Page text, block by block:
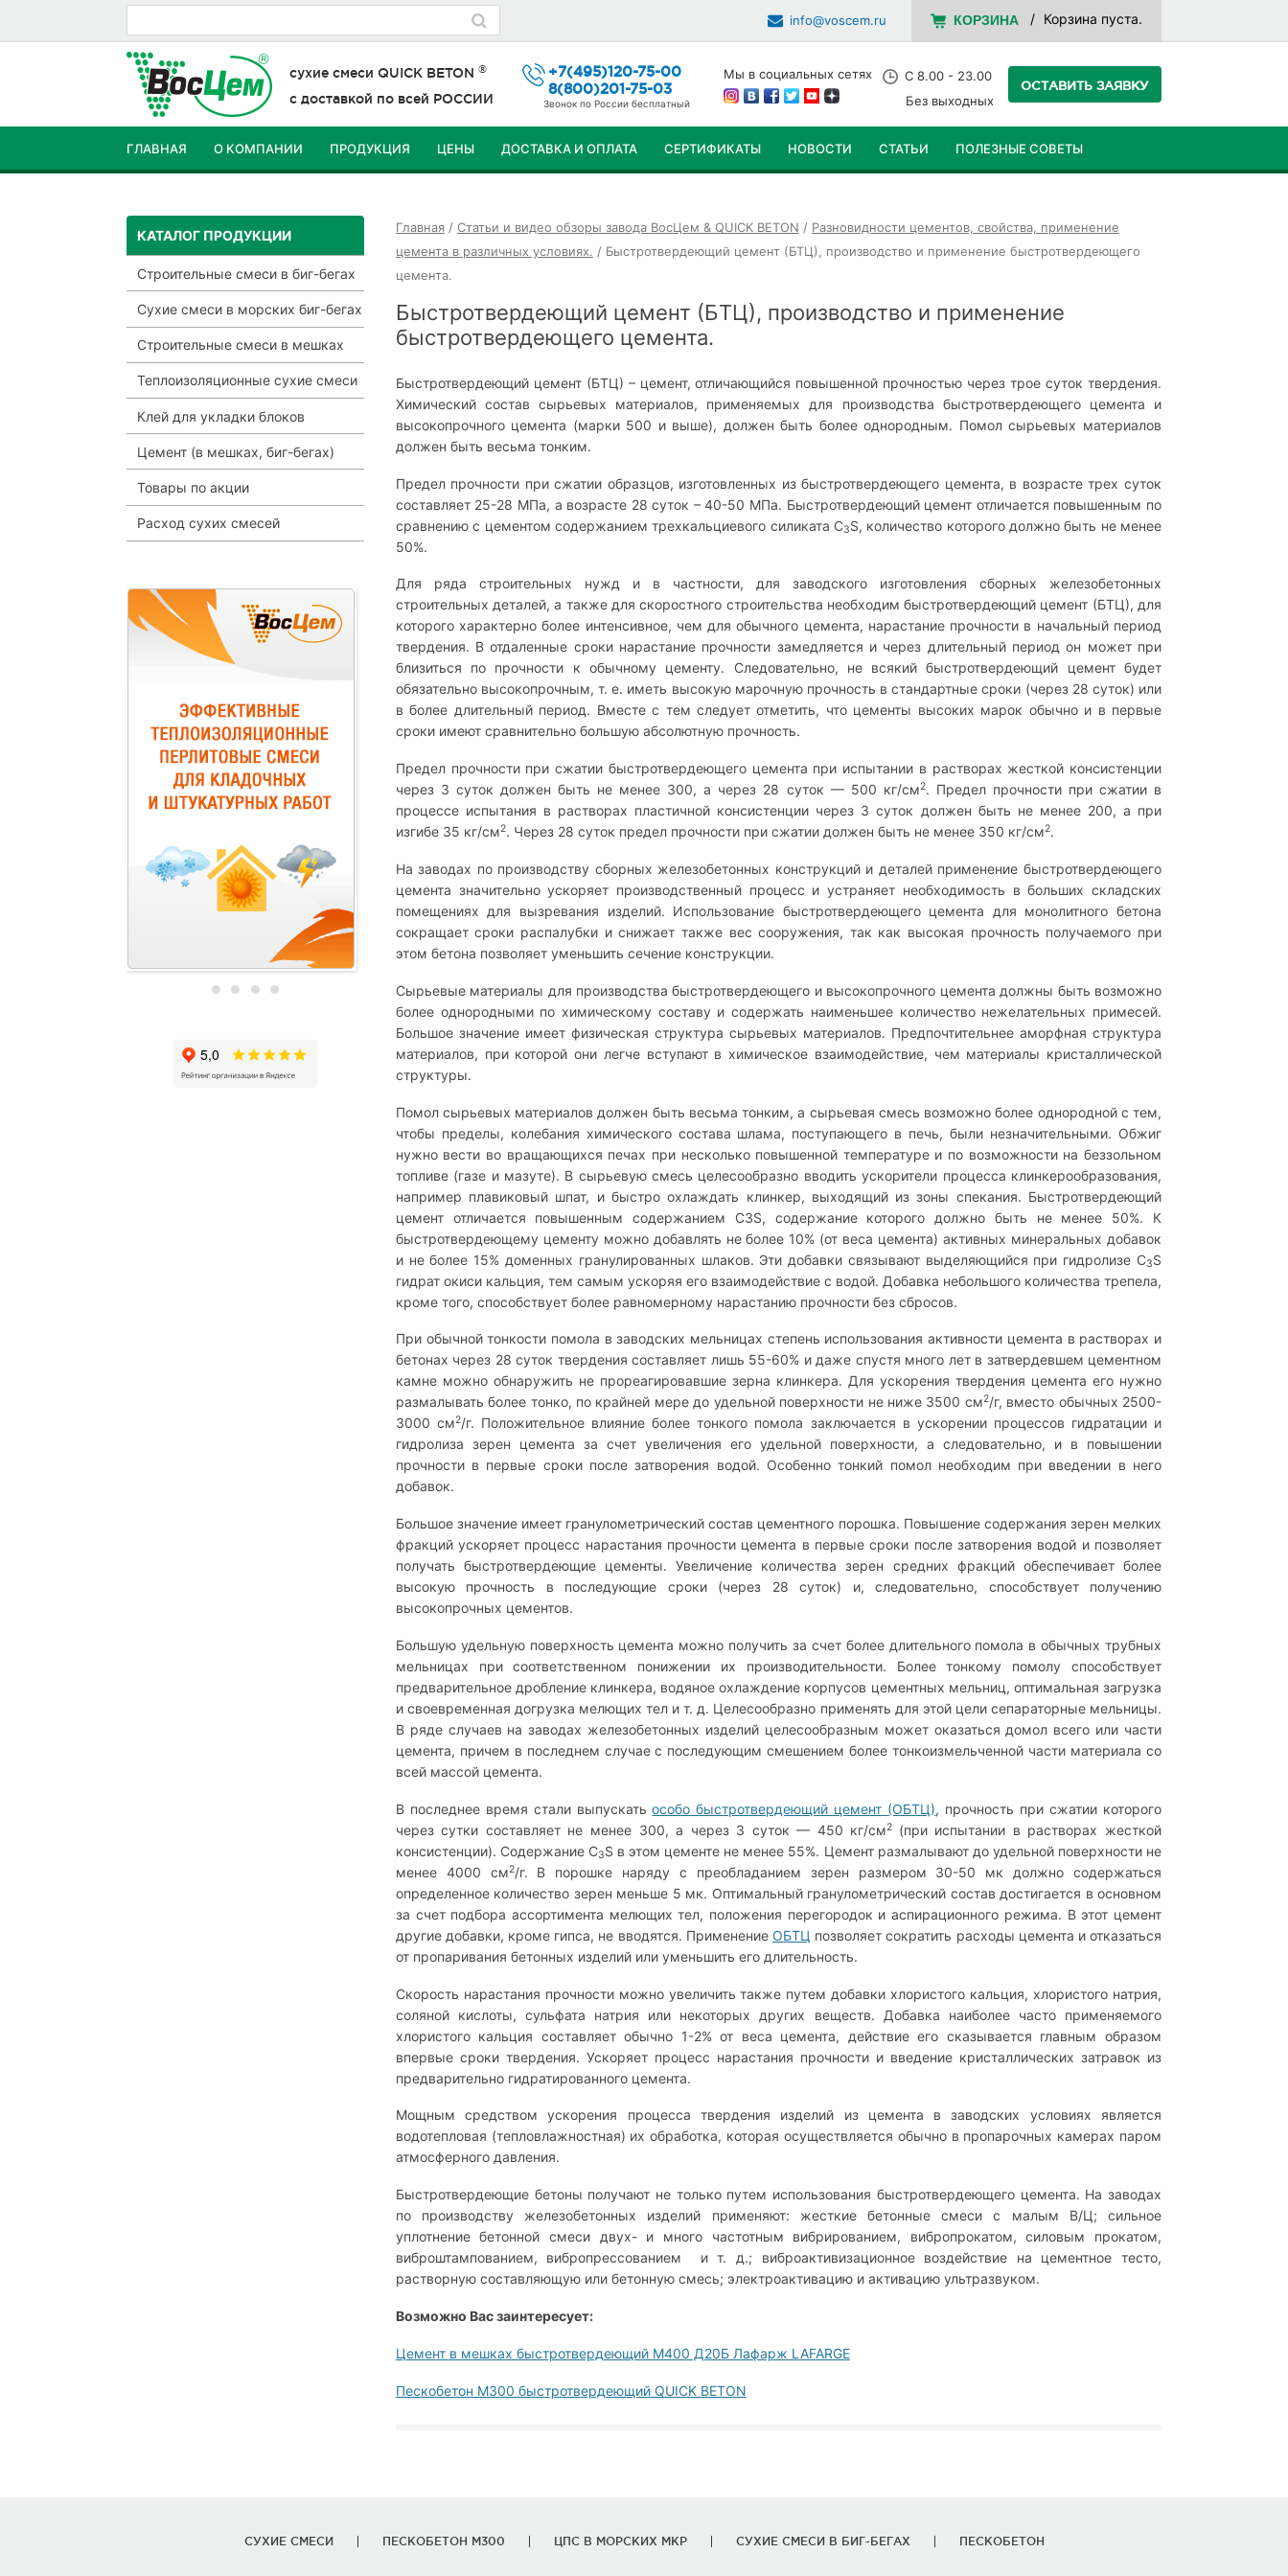
info@voscem.ru КОРЗИНА Корзина пуста.
сухие смеси QUICK BETON ®
с доставкой по всей РОССИИ
+7(495)120-75-00
8(800)201-75-03
Звонок по России бесплатный
Мы в социальных сетях
С 8.00 - 23.00
Без выходных
ОСТАВИТЬ ЗАЯВКУ
ПЕРЕЙТИ
СОДЕРЖИМОМУ
ГЛАВНАЯ О КОМПАНИИ ПРОДУКЦИЯ ЦЕНЫ ДОСТАВКА И ОПЛАТА СЕРТИФИКАТЫ НОВОСТИ СТАТЬИ ПОЛЕЗНЫЕ СОВЕТЫ
Главная/ Статьи и видео обзоры завода ВосЦем & QUICK BETON / Разновидности цементов, свойства, применение
цемента в различных условиях. / Быстротвердеющий цемент (БТЦ), производство и применение быстротвердеющего
цемента.
Быстротвердеющий цемент (БТЦ), производство и применение
быстротвердеющего цемента.
Быстротвердеющий цемент (БТЦ) – цемент, отличающийся повышенной прочностью через трое суток твердения.
Химический состав сырьевых материалов, применяемых для производства быстротвердеющего цемента и
высокопрочного цемента (марки 500 и выше), должен быть более однородным. Помол сырьевых материалов
должен быть весьма тонким.
Предел прочности при сжатии образцов, изготовленных из быстротвердеющего цемента, в возрасте трех суток
составляет 25-28 МПа, а возрасте 28 суток – 40-50 МПа. Быстротвердеющий цемент отличается повышенным по
сравнению с цементом содержанием трехкальциевого силиката С3S, количество которого должно быть не менее
50%.
Для ряда строительных нужд и в частности, для заводского изготовления сборных железобетонных
строительных деталей, а также для скоростного строительства необходим быстротвердеющий цемент (БТЦ), для
которого характерно более интенсивное, чем для обычного цемента, нарастание прочности в начальный период
твердения. В отдаленные сроки нарастание прочности замедляется и через длительный период он может при
близиться по прочности к обычному цементу. Следовательно, не всякий быстротвердеющий цемент будет
обязательно высокопрочным, т. е. иметь высокую марочную прочность в стандартные сроки (через 28 суток) или
в более длительный период. Вместе с тем следует отметить, что цементы высоких марок обычно и в первые
сроки имеют сравнительно большую абсолютную прочность.
Предел прочности при сжатии быстротвердеющего цемента при испытании в растворах жесткой консистенции
через 3 суток должен быть не менее 300, а через 28 суток — 500 кг/см2. Предел прочности при сжатии в
процессе испытания в растворах пластичной консистенции через 3 суток должен быть не менее 200, а при
изгибе 35 кг/см2. Через 28 суток предел прочности при сжатии должен быть не менее 350 кг/см2.
На заводах по производству сборных железобетонных конструкций и деталей применение быстротвердеющего
цемента значительно ускоряет производственный процесс и устраняет необходимость в больших складских
помещениях для вызревания изделий. Использование быстротвердеющего цемента для монолитного бетона
сокращает сроки распалубки и снижает также вес сооружения, так как высокая прочность получаемого при
этом бетона позволяет уменьшить сечение конструкции.
Сырьевые материалы для производства быстротвердеющего и высокопрочного цемента должны быть возможно
более однородными по химическому составу и содержать наименьшее количество нежелательных примесей.
Большое значение имеет физическая структура сырьевых материалов. Предпочтительнее аморфная структура
материалов, при которой они легче вступают в химическое взаимодействие, чем материалы кристаллической
структуры.
Помол сырьевых материалов должен быть весьма тонким, а сырьевая смесь возможно более однородной с тем,
чтобы пределы, колебания химического состава шлама, поступающего в печь, были незначительными. Обжиг
нужно вести во вращающихся печах при несколько повышенной температуре и по возможности на беззольном
топливе (газе и мазуте). В сырьевую смесь целесообразно вводить ускорители процесса клинкерообразования,
например плавиковый шпат, и быстро охлаждать клинкер, выходящий из зоны спекания. Быстротвердеющий
цемент отличается повышенным содержанием С3S, содержание которого должно быть не менее 50%. К
быстротвердеющему цементу можно добавлять не более 10% (от веса цемента) активных минеральных добавок
и не более 15% доменных гранулированных шлаков. Эти добавки связывают выделяющийся при гидролизе С3S
гидрат окиси кальция, тем самым ускоряя его взаимодействие с водой. Добавка небольшого количества трепела,
кроме того, способствует более равномерному нарастанию прочности без сбросов.
При обычной тонкости помола в заводских мельницах степень использования активности цемента в растворах и
бетонах через 28 суток твердения составляет лишь 55-60% и даже спустя много лет в затвердевшем цементном
камне можно обнаружить не прореагировавшие зерна клинкера. Для ускорения твердения цемента его нужно
размалывать более тонко, по крайней мере до удельной поверхности не ниже 3500 см2/г, вместо обычных 2500-
3000 см2/г. Положительное влияние более тонкого помола заключается в ускорении процессов гидратации и
гидролиза зерен цемента за счет увеличения его удельной поверхности, а следовательно, и в повышении
прочности в первые сроки после затворения водой. Особенно тонкий помол необходим при введении в него
добавок.
Большое значение имеет гранулометрический состав цементного порошка. Повышение содержания зерен мелких
фракций ускоряет процесс нарастания прочности цемента в первые сроки после затворения водой и позволяет
получать быстротвердеющие цементы. Увеличение количества зерен средних фракций обеспечивает более
высокую прочность в последующие сроки (через 28 суток) и, следовательно, способствует получению
высокопрочных цементов.
Большую удельную поверхность цемента можно получить за счет более длительного помола в обычных трубных
мельницах при соответственном понижении их производительности. Более тонкому помолу способствует
предварительное дробление клинкера, водяное охлаждение корпусов цементных мельниц, оптимальная загрузка
и своевременная догрузка мелющих тел и т. д. Целесообразно применять для этой цели сепараторные мельницы.
В ряде случаев на заводах железобетонных изделий целесообразным может оказаться домол всего или части
цемента, причем в последнем случае с последующим смешением более тонкоизмельченной части материала со
всей массой цемента.
В последнее время стали выпускатьособо быстротвердеющий цемент (ОБТЦ), прочность при сжатии которого
через сутки составляет не менее 300, а через 3 суток — 450 кг/см2 (при испытании в растворах жесткой
консистенции). Содержание С3S в этом цементе не менее 55%. Цемент размалывают до удельной поверхности не
менее 4000 см2/г. В порошке наряду с преобладанием зерен размером 30-50 мк должно содержаться
определенное количество зерен меньше 5 мк. Оптимальный гранулометрический состав достигается в основном
за счет подбора ассортимента мелющих тел, положения перегородок и аспирационного режима. В этот цемент
другие добавки, кроме гипса, не вводятся. Применение ОБТЦ позволяет сократить расходы цемента и отказаться
от пропаривания бетонных изделий или уменьшить его длительность.
Скорость нарастания прочности можно увеличить также путем добавки хлористого кальция, хлористого натрия,
соляной кислоты, сульфата натрия или некоторых других веществ. Добавка наиболее часто применяемого
хлористого кальция составляет обычно 1-2% от веса цемента, действие его сказывается главным образом
впервые сроки твердения. Ускоряет процесс нарастания прочности и введение кристаллических затравок из
предварительно гидратированного цемента.
Мощным средством ускорения процесса твердения изделий из цемента в заводских условиях является
водотепловая (тепловлажностная) их обработка, которая осуществляется обычно в пропарочных камерах паром
атмосферного давления.
Быстротвердеющие бетоны получают не только путем использования быстротвердеющего цемента. На заводах
по производству железобетонных изделий применяют: жесткие бетонные смеси с малым В/Ц; сильное
уплотнение бетонной смеси двух- и много частотным вибрированием, вибропрокатом, силовым прокатом,
виброштампованием, вибропрессованием и т. д.; виброактивизационное воздействие на цементное тесто,
растворную составляющую или бетонную смесь; электроактивацию и активацию ультразвуком.
Возможно Вас заинтересует:
Цемент в мешках быстротвердеющий М400 Д20Б Лафарж LAFARGE
Пескобетон М300 быстротвердеющий QUICK BETON
КАТАЛОГ ПРОДУКЦИИ
Строительные смеси в биг-бегах
Сухие смеси в морских биг-бегах
Строительные смеси в мешках
Теплоизоляционные сухие смеси
Клей для укладки блоков
Цемент (в мешках, биг-бегах)
Товары по акции
Расход сухих смесей
СУХИЕ СМЕСИ ПЕСКОБЕТОН М300 ЦПС В МОРСКИХ МКР СУХИЕ СМЕСИ В БИГ-БЕГАХ ПЕСКОБЕТОН